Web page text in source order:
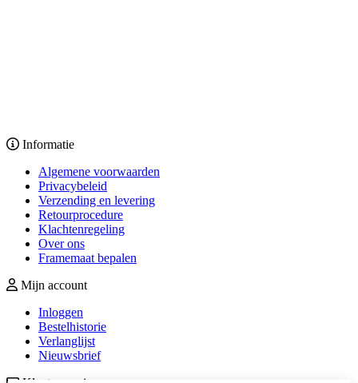
Informatie
Algemene voorwaarden
Privacybeleid
Verzending en levering
Retourprocedure
Klachtenregeling
Over ons
Framemaat bepalen
Mijn account
Inloggen
Bestelhistorie
Verlanglijst
Nieuwsbrief